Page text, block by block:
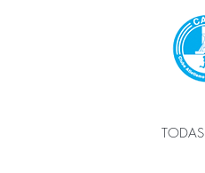
TODAS